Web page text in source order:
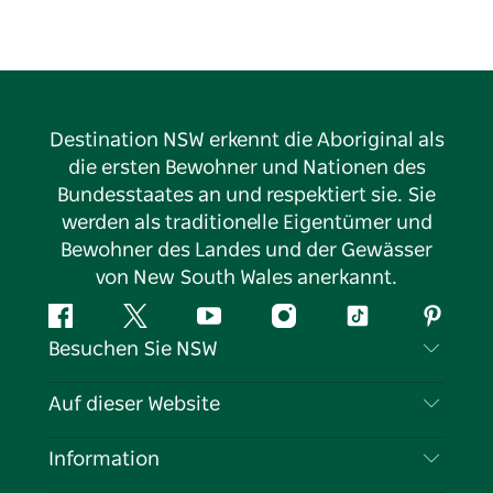
Destination NSW erkennt die Aboriginal als
die ersten Bewohner und Nationen des
Bundesstaates an und respektiert sie. Sie
werden als traditionelle Eigentümer und
Bewohner des Landes und der Gewässer
von New South Wales anerkannt.
FacebookTwitter YouTubeInstagramTikTok
Besuchen Sie NSW
Kontaktieren Sie uns
Auf dieser Website
Reiseziele
Information